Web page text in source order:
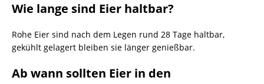
Wie lange sind Eier haltbar?
Rohe Eier sind nach dem Legen rund 28 Tage haltbar,
gekühlt gelagert bleiben sie länger genießbar.
Ab wann sollten Eier in den